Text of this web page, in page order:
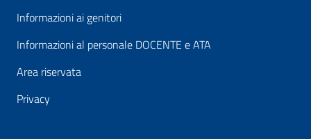
Informazioni ai genitori
Informazioni al personale DOCENTE e ATA
Area riservata
Privacy